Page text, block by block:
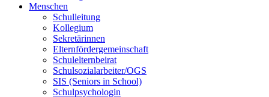
Menschen
Schulleitung
Kollegium
Sekretärinnen
Elternfördergemeinschaft
Schulelternbeirat
Schulsozialarbeiter/OGS
SIS (Seniors in School)
Schulpsychologin